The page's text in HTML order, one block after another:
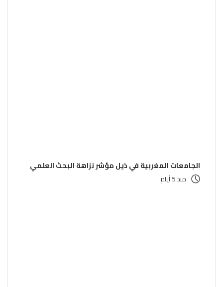
الجامعات المغربية في ذيل مؤشر نزاهة البحث العلمي
منذ 5 أيام